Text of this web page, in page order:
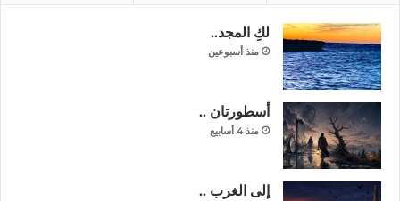
لكِ المجد..
منذ أسبوعين
أسطورتان ..
منذ 4 أسابيع
إلى الغرب ..